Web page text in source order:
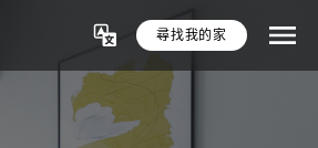
尋找我的家